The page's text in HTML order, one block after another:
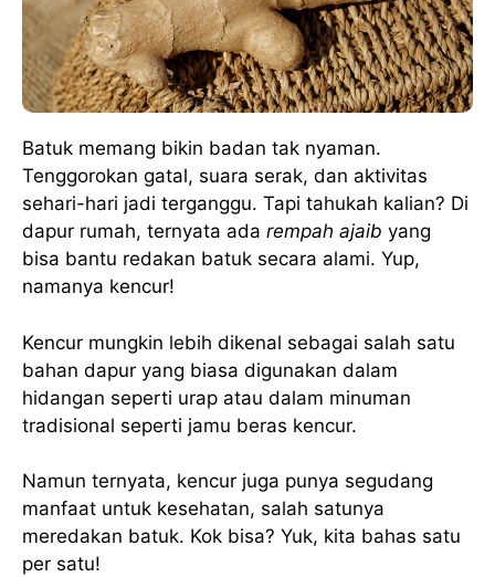
Batuk memang bikin badan tak nyaman.
Tenggorokan gatal, suara serak, dan aktivitas
sehari-hari jadi terganggu. Tapi tahukah kalian? Di
dapur rumah, ternyata ada rempah ajaib yang
bisa bantu redakan batuk secara alami. Yup,
namanya kencur!
Kencur mungkin lebih dikenal sebagai salah satu
bahan dapur yang biasa digunakan dalam
hidangan seperti urap atau dalam minuman
tradisional seperti jamu beras kencur.
Namun ternyata, kencur juga punya segudang
manfaat untuk kesehatan, salah satunya
meredakan batuk. Kok bisa? Yuk, kita bahas satu
per satu!